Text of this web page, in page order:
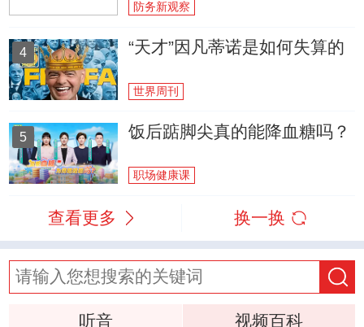
防务新观察
4 “天才”因凡蒂诺是如何失算的
世界周刊
5 饭后踮脚尖真的能降血糖吗？
职场健康课
查看更多 换一换
听音 视频百科